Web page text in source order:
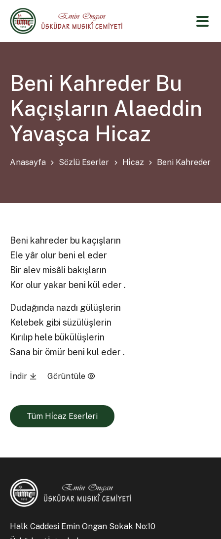
Beni Kahreder Bu
Kaçışların Alaeddin
Yavaşca Hicaz
Anasayfa Sözlü Eserler Hi̇caz Beni Kahreder
Beni kahreder bu kaçışların
Ele yâr olur beni el eder
Bir alev misâli bakışların
Kor olur yakar beni kül eder .
Dudağında nazdı gülüşlerin
Kelebek gibi süzülüşlerin
Kırılıp hele bükülüşlerin
Sana bir ömür beni kul eder .
İndir Görüntüle
Tüm Hi̇caz Eserleri
Halk Caddesi Emin Ongan Sokak No:10